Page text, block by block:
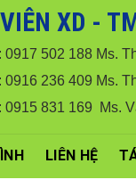
XD -
0917 502 188 Ms.
0916 236 409 Ms.
0915 831 169 Ms.
LIÊN HỆ
169 để được hỗ